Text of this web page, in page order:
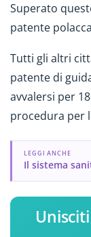
Superato
patente
Tutti gli altri
patente di
avvalersi per
procedura per
LEGGI ANCHE
Il sistema